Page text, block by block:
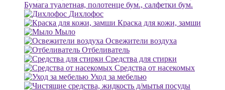
Бумага туалетная, полотенце бум., салфетки бум.
Дихлофос
Краска для кожи, замши
Мыло
Освежители воздуха
Отбеливатель
Средства для стирки
Средства от насекомых
Уход за мебелью